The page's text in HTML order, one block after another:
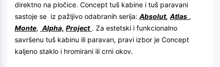
direktno na pločice. Concept tuš kabine i tuš paravani
sastoje se iz pažljivo odabranih serija: Absolut, Atlas ,
Monte, Alpha, Project . Za estetski i funkcionalno
savršenu tuš kabinu ili paravan, pravi izbor je Concept
kaljeno staklo i hromirani ili crni okov.